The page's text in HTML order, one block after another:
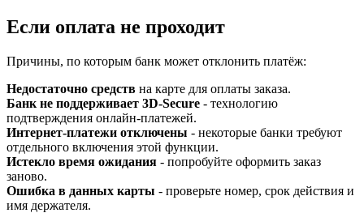
Если оплата не проходит
Причины, по которым банк может отклонить платёж:
Недостаточно средств на карте для оплаты заказа.
Банк не поддерживает 3D-Secure - технологию
подтверждения онлайн-платежей.
Интернет-платежи отключены - некоторые банки требуют
отдельного включения этой функции.
Истекло время ожидания - попробуйте оформить заказ
заново.
Ошибка в данных карты - проверьте номер, срок действия и
имя держателя.